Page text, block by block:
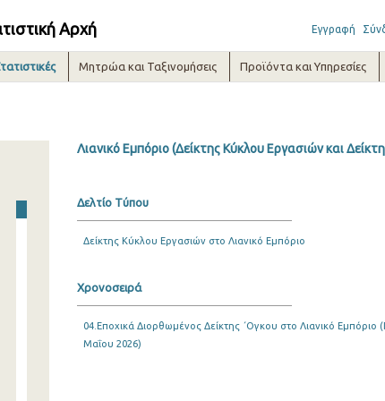
Αρχή Εγγραφή
Μητρώα και Ταξινομήσεις Προϊόντα και Υπηρεσίες
Λιανικό Εμπόριο (Δείκτης Κύκλου Εργασιών και
Δελτίο Τύπου
Δείκτης Κύκλου Εργασιών στο Λιανικό Εμπόριο
Χρονοσειρά
04.Εποχικά Διορθωμένος Δείκτης ΄Ογκου στο Λιανικό Εμπόριο
Μαΐου 2026)